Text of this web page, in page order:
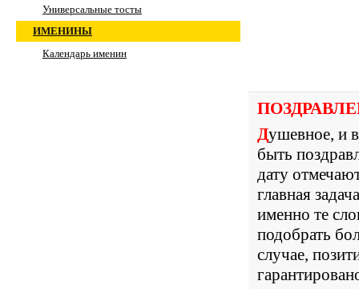
Душевное, и в то же время, торжественное – именно таким может
быть
дату
главная
именно те
подобрать
случае,
Универсальные тосты
ИМЕНИНЫ
Календарь именин